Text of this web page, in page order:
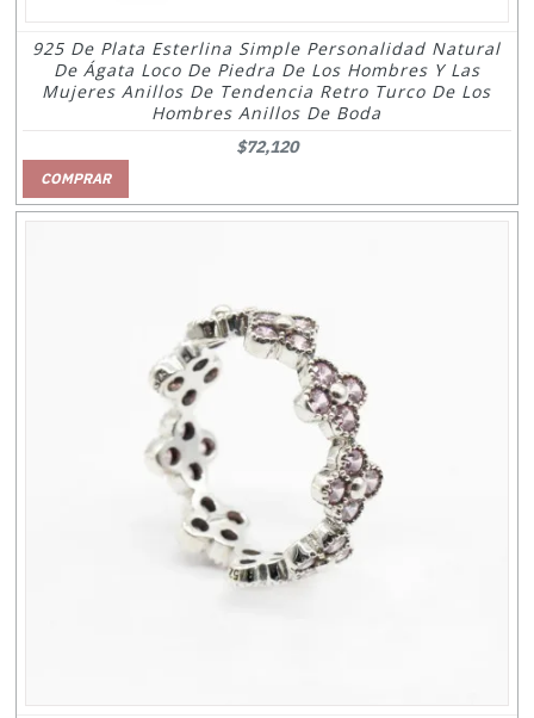
925 De Plata Esterlina Simple Personalidad Natural
De Ágata Loco De Piedra De Los Hombres Y Las
Mujeres Anillos De Tendencia Retro Turco De Los
Hombres Anillos De Boda
$72,120
COMPRAR